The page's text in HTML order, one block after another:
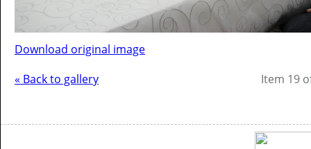
Download original image
« Back to gallery
Item 19